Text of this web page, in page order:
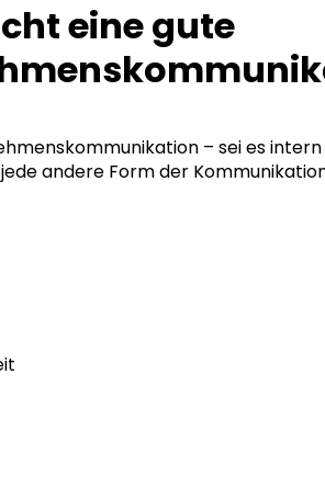
eine gute
– sei es
andere Form der